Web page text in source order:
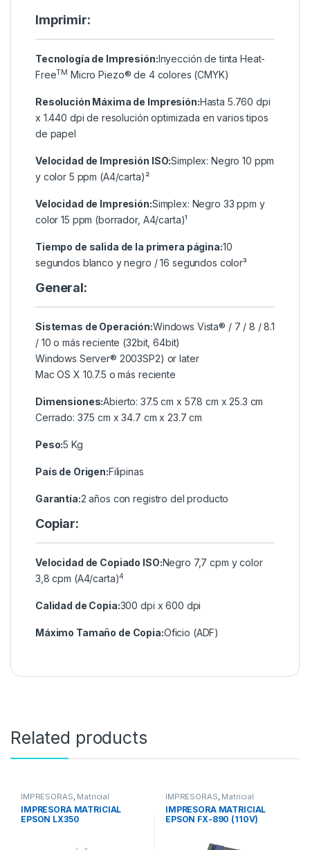
Imprimir:
Tecnología de Impresión:Inyección de tinta Heat-
FreeTM Micro Piezo® de 4 colores (CMYK)
Resolución Máxima de Impresión:Hasta 5.760 dpi
x 1.440 dpi de resolución optimizada en varios tipos
de papel
Velocidad de Impresión ISO:Simplex: Negro 10 ppm
y color 5 ppm (A4/carta)²
Velocidad de Impresión:Simplex: Negro 33 ppm y
color 15 ppm (borrador, A4/carta)¹
Tiempo de salida de la primera página:10
segundos blanco y negro / 16 segundos color³
General:
Sistemas de Operación:Windows Vista® / 7 / 8 / 8.1
/ 10 o más reciente (32bit, 64bit)
Windows Server® 2003SP2) or later
Mac OS X 10.7.5 o más reciente
Dimensiones:Abierto: 37.5 cm x 57.8 cm x 25.3 cm
Cerrado: 37.5 cm x 34.7 cm x 23.7 cm
Peso:5 Kg
País de Origen:Filipinas
Garantía:2 años con registro del producto
Copiar:
Velocidad de Copiado ISO:Negro 7,7 cpm y color
3,8 cpm (A4/carta)4
Calidad de Copia:300 dpi x 600 dpi
Máximo Tamaño de Copia:Oficio (ADF)
Related products
IMPRESORAS, Matricial
IMPRESORA MATRICIAL
EPSON LX350
IMPRESORAS, Matricial
IMPRESORA MATRICIAL
EPSON FX-890 (110V)